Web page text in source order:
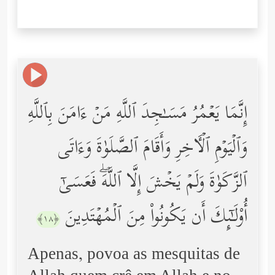
إِنَّمَا یَعۡمُرُ مَسَـٰجِدَ ٱللَّهِ مَنۡ ءَامَنَ بِٱللَّهِ
وَٱلۡیَوۡمِ ٱلۡـَٔاخِرِ وَأَقَامَ ٱلصَّلَوٰةَ وَءَاتَى
ٱلزَّكَوٰةَ وَلَمۡ یَخۡشَ إِلَّا ٱللَّهَۖ فَعَسَىٰۤ
أُوْلَـٰۤىِٕكَ أَن یَكُونُواْ مِنَ ٱلۡمُهۡتَدِینَ ﴿١٨﴾
Apenas, povoa as mesquitas de